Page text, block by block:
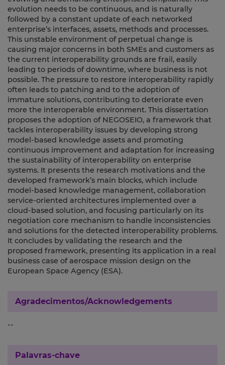
evolution needs to be continuous, and is naturally
followed by a constant update of each networked
enterprise’s interfaces, assets, methods and processes.
This unstable environment of perpetual change is
causing major concerns in both SMEs and customers as
the current interoperability grounds are frail, easily
leading to periods of downtime, where business is not
possible. The pressure to restore interoperability rapidly
often leads to patching and to the adoption of
immature solutions, contributing to deteriorate even
more the interoperable environment. This dissertation
proposes the adoption of NEGOSEIO, a framework that
tackles interoperability issues by developing strong
model-based knowledge assets and promoting
continuous improvement and adaptation for increasing
the sustainability of interoperability on enterprise
systems. It presents the research motivations and the
developed framework’s main blocks, which include
model-based knowledge management, collaboration
service-oriented architectures implemented over a
cloud-based solution, and focusing particularly on its
negotiation core mechanism to handle inconsistencies
and solutions for the detected interoperability problems.
It concludes by validating the research and the
proposed framework, presenting its application in a real
business case of aerospace mission design on the
European Space Agency (ESA).
Agradecimentos/Acknowledgements
--
Palavras-chave